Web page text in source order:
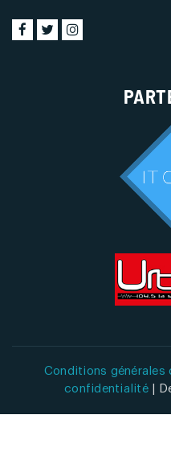
Conditions générales
confidentialité
|